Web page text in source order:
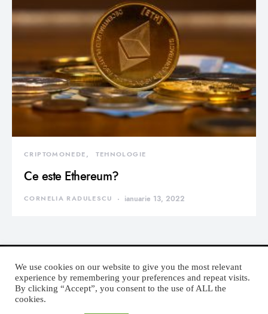
CRIPTOMONEDE TEHNOLOGIE
Ce este Ethereum?
CORNELIA RADULESCU ianuarie 13, 2022
DEVORATOR MONDEN
We use cookies on our website to give you the most relevant
experience by remembering your preferences and repeat visits.
By clicking “Accept”, you consent to the use of ALL the
cookies.